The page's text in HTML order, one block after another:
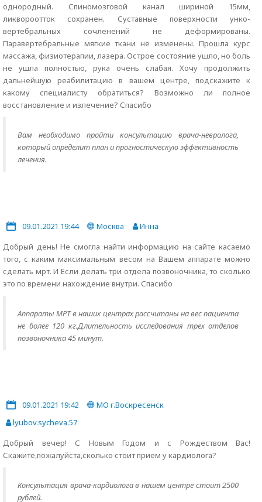
однородный. Спиномозговой канал шириной 15мм,
ликвороотток сохранен. Суставные поверхности унко-
вертебральных сочленений не деформированы.
Паравертебральные мягкие ткани не изменены. Прошла курс
массажа, физиотерапии, лазера. Острое состояние ушло, но боль
не ушла полностью, рука очень слабая. Хочу продолжить
дальнейшую реабилитацию в вашем центре, подскажите к
какому специалисту обратиться? Возможно ли полное
восстановление и излечение? Спасибо
Вам необходимо пройти консультацию врача-невролога,
который определит план и прогностическую эффективность
лечения.
09.01.2021 19:44 Москва
Инна
Добрый день! Не смогла найти информацию на сайте касаемо
того, с каким максимальным весом на Вашем аппарате можно
сделать мрт. И Если делать три отдела позвоночника, то сколько
это по времени нахождение внутри. Спасибо
Аппараты МРТ в наших центрах рассчитаны на вес пациента
не более 120 кг.Длительность исследования трех отделов
позвоночника 45 минут.
09.01.2021 19:42
МО г.Воскресенск
lyubov.sycheva.57
Добрый вечер! С Новым Годом и с Рождеством Вас!
Скажите,пожалуйста,сколько стоит прием у кардиолога?
Консультация врача-кардиолога в нашем центре стоит 2500
рублей.